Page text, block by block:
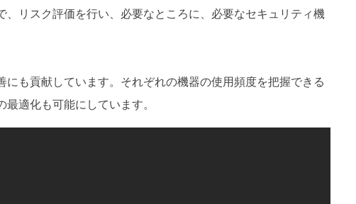
、リスク評価を行い、必要なところに、必要なセキュリティ機
も貢献しています。それぞれの機器の使用頻度を把握できる
適化も可能にしています。